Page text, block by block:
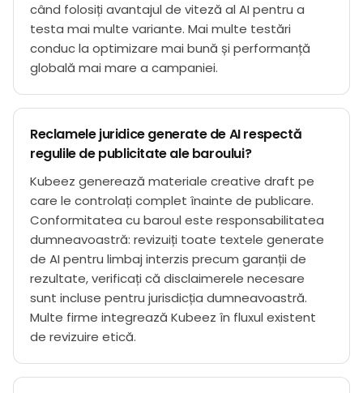
când folosiți avantajul de viteză al AI pentru a
testa mai multe variante. Mai multe testări
conduc la optimizare mai bună și performanță
globală mai mare a campaniei.
Reclamele juridice generate de AI respectă
regulile de publicitate ale baroului?
Kubeez generează materiale creative draft pe
care le controlați complet înainte de publicare.
Conformitatea cu baroul este responsabilitatea
dumneavoastră: revizuiți toate textele generate
de AI pentru limbaj interzis precum garanții de
rezultate, verificați că disclaimerele necesare
sunt incluse pentru jurisdicția dumneavoastră.
Multe firme integrează Kubeez în fluxul existent
de revizuire etică.